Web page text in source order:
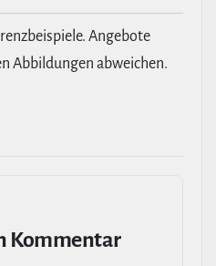
Angebote
Abbildungen abweichen.
Kommentar